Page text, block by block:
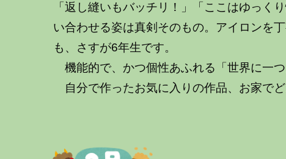
「返し縫いもバッチリ！」「ここはゆっ
い合わせる姿は真剣そのもの。アイロンを
も、さすが6年生です。
機能的で、かつ個性あふれる「世界に一
自分で作ったお気に入りの作品、お家で